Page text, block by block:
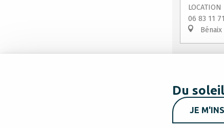
LOCATION
06 83 11
Bénaix
Du
JE